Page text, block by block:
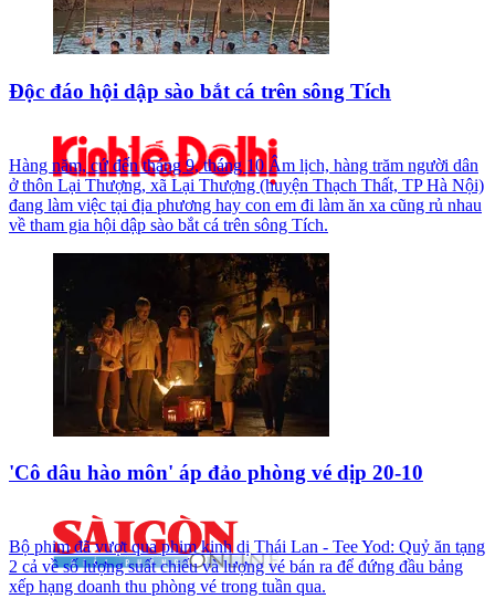
Độc đáo hội dập sào bắt cá trên sông Tích
Hàng năm, cứ đến tháng 9, tháng 10 Âm lịch, hàng trăm người dân
ở thôn Lại Thượng, xã Lại Thượng (huyện Thạch Thất, TP Hà Nội)
đang làm việc tại địa phương hay con em đi làm ăn xa cũng rủ nhau
về tham gia hội dập sào bắt cá trên sông Tích.
'Cô dâu hào môn' áp đảo phòng vé dịp 20-10
Bộ phim đã vượt qua phim kinh dị Thái Lan - Tee Yod: Quỷ ăn tạng
2 cả về số lượng suất chiếu và lượng vé bán ra để đứng đầu bảng
xếp hạng doanh thu phòng vé trong tuần qua.